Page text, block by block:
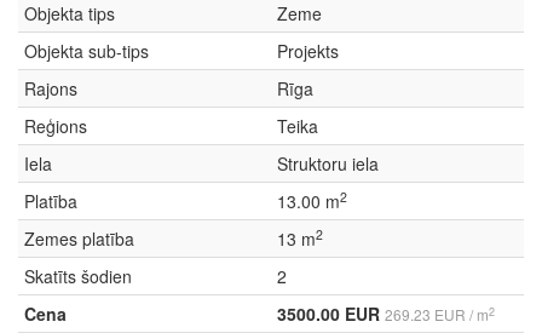
Objekta tips
Zeme
Objekta sub-tips
Projekts
Rajons
Rīga
Reģions
Teika
Iela
Struktoru iela
Platība
13.00 m2
Zemes platība 13 m2
Skatīts šodien
2
Cena
3500.00 EUR 269.23 EUR / m2